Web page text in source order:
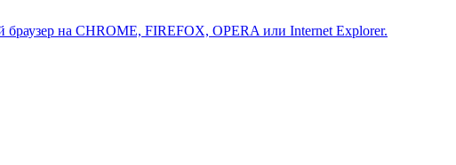
браузер на CHROME, FIREFOX, OPERA или Internet Explorer.